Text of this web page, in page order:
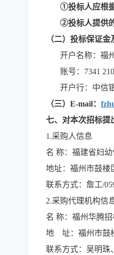
①投标人应根
②投标人提供
（二） 投标保证金
开户名称：福
账号：7341
开户行：中信
（三）E-mail：
七、对本次招标提
1.采购人信息
名 称：福建
地址：福州
联系方式：
2.采购代理机构信
名 称：
地 址：福州
联系方式：